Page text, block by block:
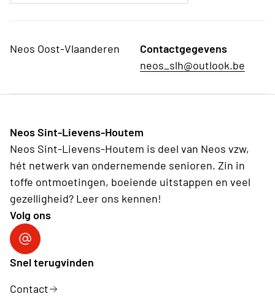
Neos Oost-Vlaanderen
Contactgegevens
neos_slh@outlook.be
Neos Sint-Lievens-Houtem
Neos Sint-Lievens-Houtem is deel van Neos vzw,
hét netwerk van ondernemende senioren. Zin in
toffe ontmoetingen, boeiende uitstappen en veel
gezelligheid? Leer ons kennen!
Volg ons
Volg ons op Facebook
Snel terugvinden
Contact